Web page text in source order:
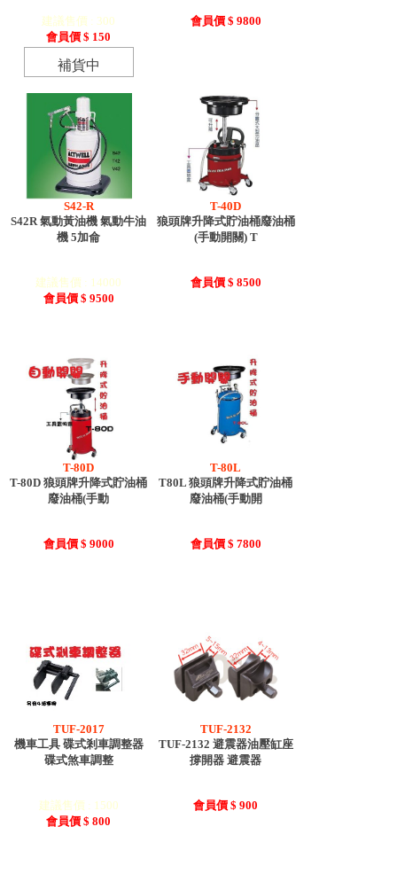
建議售價 : 300
會員價 $ 150
補貨中
會員價 $ 9800
S42-R
S42R 氣動黃油機 氣動牛油
機 5加侖
建議售價 : 14000
會員價 $ 9500
T-40D
狼頭牌升降式貯油桶廢油桶
(手動開關) T
會員價 $ 8500
T-80D
T-80D 狼頭牌升降式貯油桶
廢油桶(手動
會員價 $ 9000
T-80L
T80L 狼頭牌升降式貯油桶
廢油桶(手動開
會員價 $ 7800
TUF-2017
機車工具 碟式剎車調整器
碟式煞車調整
建議售價 : 1500
會員價 $ 800
TUF-2132
TUF-2132 避震器油壓缸座
撐開器 避震器
會員價 $ 900